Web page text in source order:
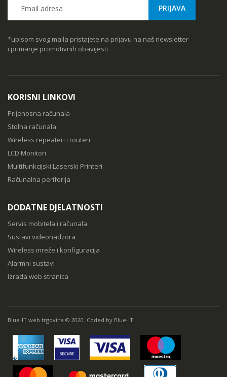
*upisom svog maila pristajete na prijavu na naš newsletter
i primanje promotivnih obavijesti
KORISNI LINKOVI
Prijenosna računala
Stolna računala
Wireless repeateri i routeri
LCD Monitori
Multifunkcijski Laserski Printeri
Računalna periferija
DODATNE DJELATNOSTI
Servis mobitela i računala
Sustavi videonadzora
Wireless mreže i konfiguracija
Alarmni sustavi
Izrada web stranica
Blue-IT web trgovina © 2020. Coded by Blue-IT